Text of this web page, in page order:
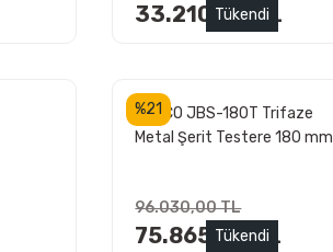
33.210,00 TL
Tükendi
%21
JETCO JBS-180T Trifaze
Metal Şerit Testere 180 mm
96.030,00 TL
75.865,00 TL
Tükendi